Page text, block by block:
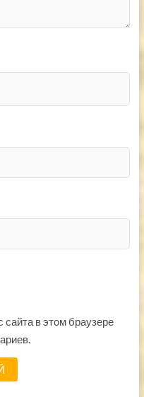
в этом браузере